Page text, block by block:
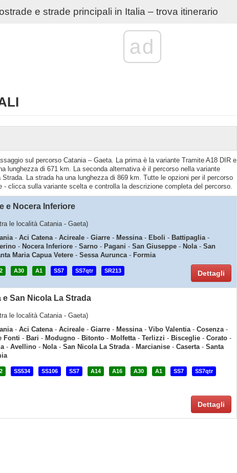
e strade principali in Italia – trova itinerario
ad
sul percorso Catania – Gaeta. La prima è la variante Tramite A18 DIR e
lunghezza di 671 km. La seconda alternativa è il percorso nella variante
La strada ha una lunghezza di 869 km. Tutte le opzioni per il percorso
clicca sulla variante scelta e controlla la descrizione completa del percorso.
e Nocera Inferiore
le località Catania - Gaeta)
- Aci Catena- Acireale - Giarre - Messina- Eboli - Battipaglia-
- Nocera Inferiore - Sarno - Pagani - San Giuseppe - Nola- San
Maria Capua Vetere - Sessa Aurunca- Formia
A30 A1 SS7 SS7qtr SR213 Dettagli
e San Nicola La Strada
le località Catania - Gaeta)
- Aci Catena- Acireale - Giarre - Messina- Vibo Valentia- Cosenza-
Fonti - Bari - Modugno - Bitonto - Molfetta- Terlizzi - Bisceglie - Corato -
- Avellino - Nola- San Nicola La Strada- Marcianise - Caserta- Santa
SS534 SS106 SS7 A14 A16 A30 A1 SS7 SS7qtr
Dettagli